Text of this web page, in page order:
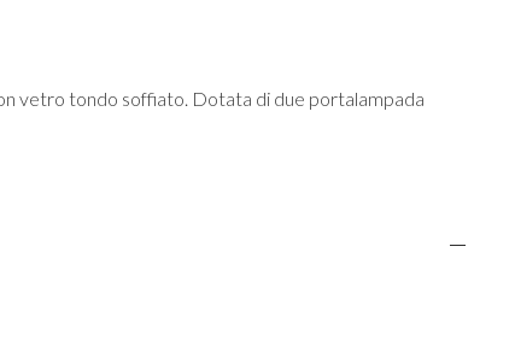
vetro tondo soffiato. Dotata di due portalampada